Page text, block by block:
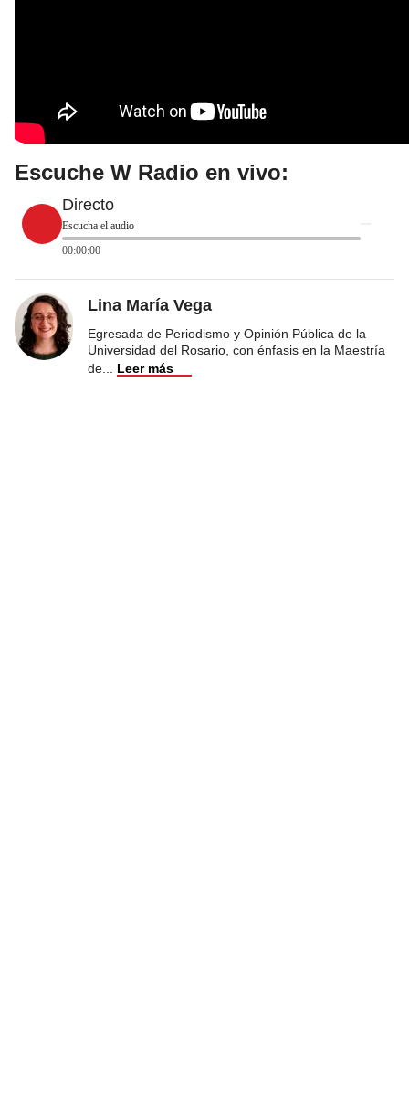
Escuche W Radio en vivo:
Directo
Escucha el audio
00:00:00
Lina María Vega
Egresada de Periodismo y Opinión Pública de la
Universidad del Rosario, con énfasis en la Maestría
de
Leer más